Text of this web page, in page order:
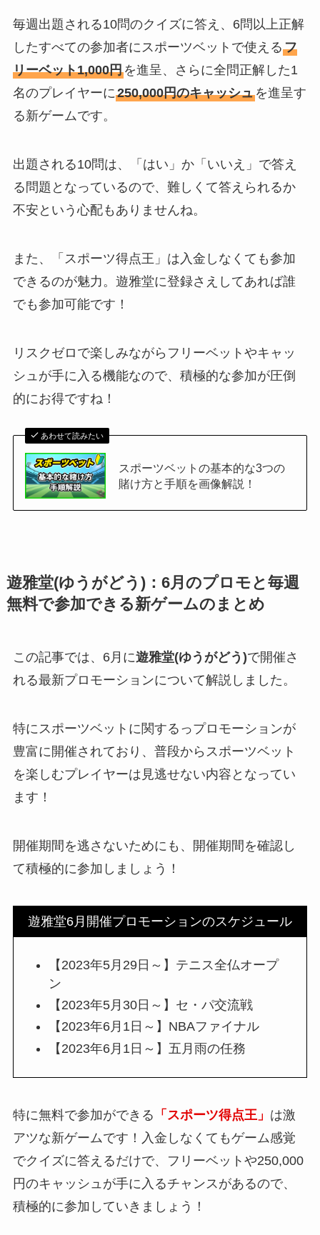
毎週出題される10問のクイズに答え、6問以上正解
したすべての参加者にスポーツベットで使えるフ
リーベット1,000円を進呈、さらに全問正解した1
名のプレイヤーに250,000円のキャッシュを進呈す
る新ゲームです。
出題される10問は、「はい」か「いいえ」で答え
る問題となっているので、難しくて答えられるか
不安という心配もありませんね。
また、「スポーツ得点王」は入金しなくても参加
できるのが魅力。遊雅堂に登録さえしてあれば誰
でも参加可能です！
リスクゼロで楽しみながらフリーベットやキャッ
シュが手に入る機能なので、積極的な参加が圧倒
的にお得ですね！
あわせて読みたい
スポーツベットの基本的な3つの
賭け方と手順を画像解説！
遊雅堂(ゆうがどう)：6月のプロモと毎週
無料で参加できる新ゲームのまとめ
この記事では、6月に遊雅堂(ゆうがどう)で開催さ
れる最新プロモーションについて解説しました。
特にスポーツベットに関するっプロモーションが
豊富に開催されており、普段からスポーツベット
を楽しむプレイヤーは見逃せない内容となってい
ます！
開催期間を逃さないためにも、開催期間を確認し
て積極的に参加しましょう！
遊雅堂6月開催プロモーションのスケジュール
【2023年5月29日～】テニス全仏オープ
ン
【2023年5月30日～】セ・パ交流戦
【2023年6月1日～】NBAファイナル
【2023年6月1日～】五月雨の任務
特に無料で参加ができる 「スポーツ得点王」 は激
アツな新ゲームです！入金しなくてもゲーム感覚
でクイズに答えるだけで、フリーベットや250,000
円のキャッシュが手に入るチャンスがあるので、
積極的に参加していきましょう！